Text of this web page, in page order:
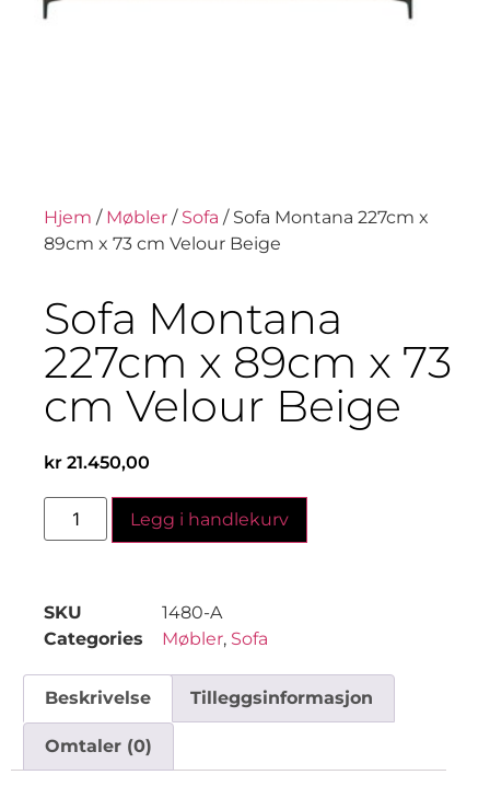
Hjem / Møbler / Sofa / Sofa Montana 227cm x
89cm x 73 cm Velour Beige
Sofa Montana
227cm x 89cm x 73
cm Velour Beige
kr 21.450,00
Legg i handlekurv
SKU
1480-A
Categories
Møbler, Sofa
Beskrivelse Tilleggsinformasjon
Omtaler (0)